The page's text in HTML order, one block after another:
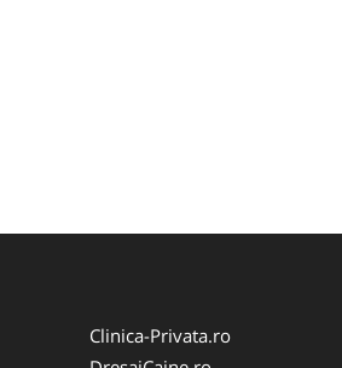
Clinica-Privata.ro